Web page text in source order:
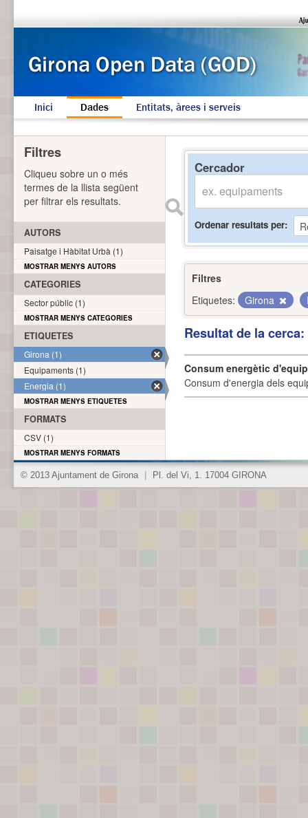
Inici Dades Entitats, àrees i serveis
Cercador
Ordenar resultats per
Filtres
Etiquetes:
Girona
Resultat de la
Consum energètic
Consum d'energia dels
Filtres
Cliqueu sobre un o més
termes de la llista següent
per filtrar els resultats.
AUTORS
Paisatge i Hàbitat Urbà (1)
MOSTRAR MENYS AUTORS
CATEGORIES
Sector públic (1)
MOSTRAR MENYS CATEGORIES
ETIQUETES
Girona (1)
Equipaments (1)
Energia (1)
MOSTRAR MENYS ETIQUETES
FORMATS
CSV (1)
MOSTRAR MENYS FORMATS
© 2013 Ajuntament de Girona Pl. del Vi, 1. 17004 GIRONA